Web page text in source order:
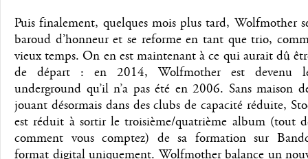
Puis finalement, quelques mois plus tard, Wolfmother
baroud d’honneur et se reforme en tant que trio,
vieux temps. On en est maintenant à ce qui aurait dû
de départ : en 2014, Wolfmother est devenu
underground qu’il n’a pas été en 2006. Sans maison
jouant désormais dans des clubs de capacité réduite,
est réduit à sortir le troisième/quatrième album (tout
comment vous comptez) de sa formation sur
format digital uniquement. Wolfmother balance un